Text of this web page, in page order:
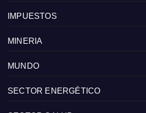
IMPUESTOS
MINERIA
MUNDO
SECTOR ENERGÉTICO